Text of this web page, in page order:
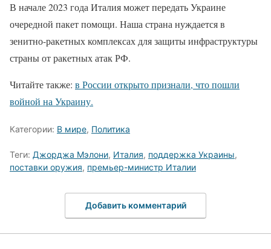
В начале 2023 года Италия может передать Украине
очередной пакет помощи. Наша страна нуждается в
зенитно-ракетных комплексах для защиты инфраструктуры
страны от ракетных атак РФ.
Читайте также: в России открыто признали, что пошли
войной на Украину.
Категории: В мире, Политика
Теги: Джорджа Мэлони, Италия, поддержка Украины,
поставки оружия, премьер-министр Италии
Добавить комментарий